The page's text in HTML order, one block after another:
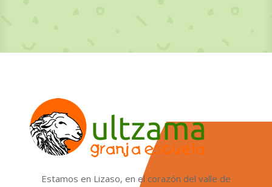
Estamos en Lizaso, en el corazón del valle de